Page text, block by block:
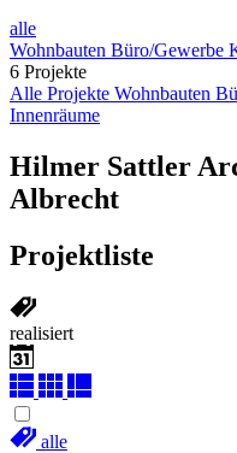
alle
Wohnbauten Büro/Gewerbe
6 Projekte
Alle Projekte Wohnbauten
Innenräume
Hilmer Sattler
Albrecht
Projektliste
realisiert
alle